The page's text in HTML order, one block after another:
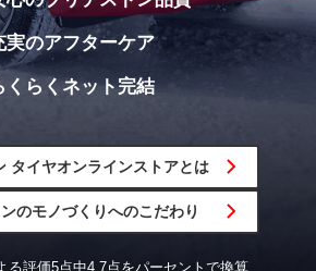
実のアフターケア
くらくネット完結
タイヤオンラインストアとは
のモノづくりへのこだわり
る評価5点中4.7点をパーセントで換算